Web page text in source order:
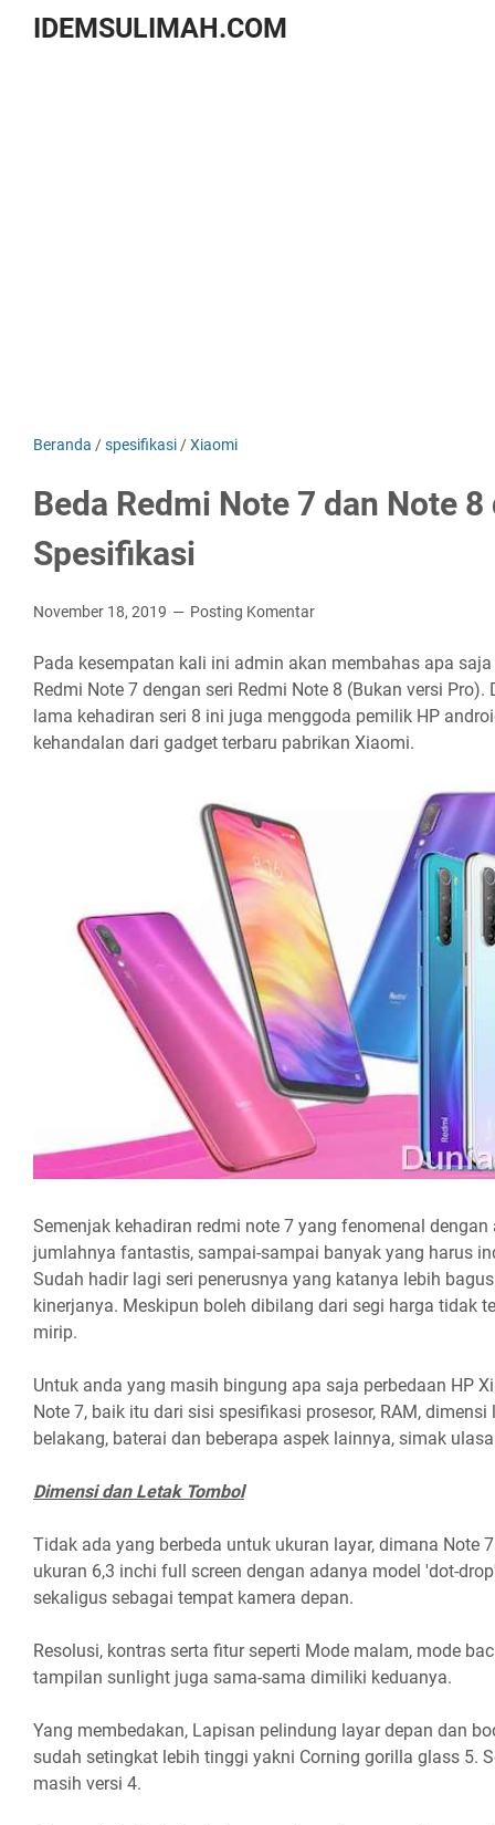
IDEMSULIMAH.COM
Beranda /spesifikasi /Xiaomi
Beda Redmi Note 7 dan Note
Spesifikasi
November 18, 2019 Posting Komentar
Pada kesempatan kali ini admin akan membahas apa
Redmi Note 7 dengan seri Redmi Note 8 (Bukan versi
lama kehadiran seri 8 ini juga menggoda pemilik HP
kehandalan dari gadget terbaru pabrikan Xiaomi.
Semenjak kehadiran redmi note 7 yang fenomenal
jumlahnya fantastis, sampai-sampai banyak yang harus
Sudah hadir lagi seri penerusnya yang katanya lebih
kinerjanya. Meskipun boleh dibilang dari segi harga tidak
mirip.
Untuk anda yang masih bingung apa saja perbedaan HP
Note 7, baik itu dari sisi spesifikasi prosesor, RAM, dimensi
belakang, baterai dan beberapa aspek lainnya, simak
Dimensi dan Letak Tombol
Tidak ada yang berbeda untuk ukuran layar, dimana Note
ukuran 6,3 inchi full screen dengan adanya model 'dot-
sekaligus sebagai tempat kamera depan.
Resolusi, kontras serta fitur seperti Mode malam, mode
tampilan sunlight juga sama-sama dimiliki keduanya.
Yang membedakan, Lapisan pelindung layar depan dan
sudah setingkat lebih tinggi yakni Corning gorilla glass 5.
masih versi 4.